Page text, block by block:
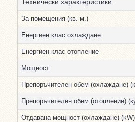
За помещения (кв. м.)
Енергиен клас охлаждане
Енергиен клас отопление
Мощност
Препоръчителен обем (охлаждане)
Препоръчителен обем (отопление)
Отдавана мощност (охлаждане) (kW)